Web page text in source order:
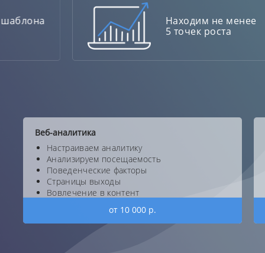
Находим не менее
5 точек роста
Веб-аналитика
Настраиваем аналитику
Анализируем посещаемость
Поведенческие факторы
Страницы выходы
Вовлечение в контент
от 10 000 р.